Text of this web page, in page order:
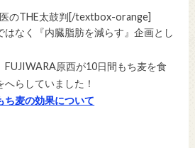
のTHE太鼓判[/textbox-orange]
はなく『内臓脂肪を減らす』企画とし
FUJIWARA原西が10日間もち麦を食
らしていました！
麦の効果について